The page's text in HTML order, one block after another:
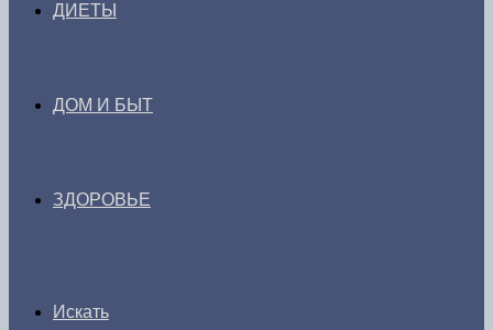
ДИЕТЫ
ДОМ И БЫТ
ЗДОРОВЬЕ
Искать